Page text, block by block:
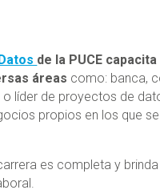
de la PUCE
áreas como: banca,
líder de proyectos de
propios en los que
es completa y